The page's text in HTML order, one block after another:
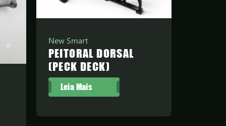
New Smart
PEITORAL DORSAL
(PECK DECK)
Leia Mais